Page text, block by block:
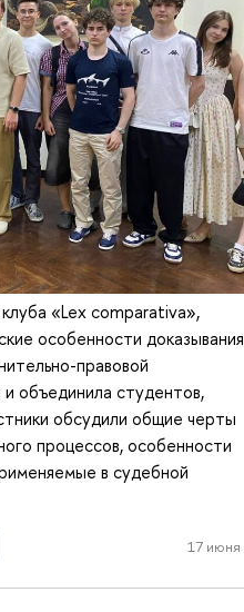
«Lex comparativa»,
особенности доказывания
правовой
объединила студентов,
обсудили общие черты
процессов, особенности
в судебной
17 июня